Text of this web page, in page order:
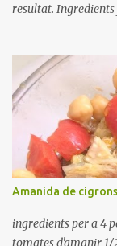
resultat. Ingredients
quan arrenca el
repetiu dues o tres
o tres vegades
be, sense bullir i
hora i mitja. Saleu
vosaltres el
refredar en la
utilitzar per una
Preparación Ponga
Amanida de
ingredients per a 4
tomates d'amanir 1/